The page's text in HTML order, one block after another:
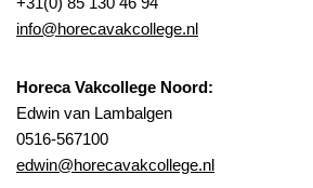
info@horecavakcollege.nl
Horeca Vakcollege Noord:
Edwin van Lambalgen
0516-567100
edwin@horecavakcollege.nl